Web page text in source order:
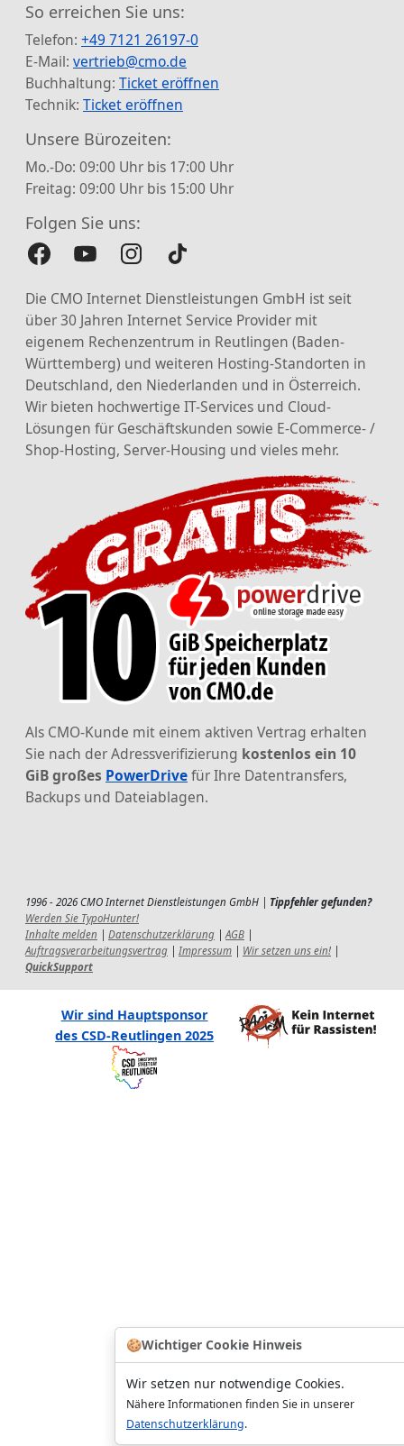
🍪Wichtiger Cookie Hinweis
Wir setzen nur notwendige Cookies.
Nähere Informationen finden Sie in unserer
Datenschutzerklärung.
So erreichen Sie uns:
Telefon: +49 7121 26197-0
E-Mail: vertrieb@cmo.de
Buchhaltung: Ticket eröffnen
Technik: Ticket eröffnen
Unsere Bürozeiten:
Mo.-Do: 09:00 Uhr bis 17:00 Uhr
Freitag: 09:00 Uhr bis 15:00 Uhr
Folgen Sie uns:
Die CMO Internet Dienstleistungen GmbH ist seit
über 30 Jahren Internet Service Provider mit
eigenem Rechenzentrum in Reutlingen (Baden-
Württemberg) und weiteren Hosting-Standorten in
Deutschland, den Niederlanden und in Österreich.
Wir bieten hochwertige IT-Services und Cloud-
Lösungen für Geschäftskunden sowie E-Commerce- /
Shop-Hosting, Server-Housing und vieles mehr.
Als CMO-Kunde mit einem aktiven Vertrag erhalten
Sie nach der Adressverifizierung kostenlos ein 10
GiB großes PowerDrivefür Ihre Datentransfers,
Backups und Dateiablagen.
1996 - 2026 CMO Internet Dienstleistungen GmbH | Tippfehler gefunden?
Werden Sie TypoHunter!
Inhalte melden
Datenschutzerklärung |AGB
Auftragsverarbeitungsvertrag
Impressum Wir setzen uns ein!
QuickSupport
Wir sind Hauptsponsor
des CSD-Reutlingen 2025